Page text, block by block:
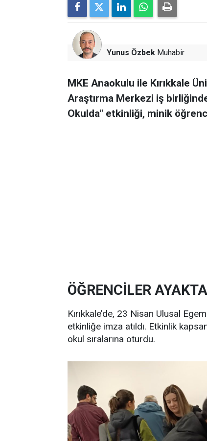
Yunus Özbek Muhabir
MKE Anaokulu ile Kırıkkale
Araştırma Merkezi iş
Okulda" etkinliği, minik
ÖĞRENCİLER
Kırıkkale’de, 23 Nisan Ulusal
etkinliğe imza atıldı. Etkinlik
okul sıralarına oturdu.